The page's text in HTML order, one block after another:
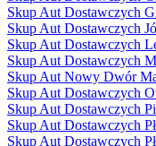
Skup Aut Dostawczych
Skup Aut Dostawczych
Skup Aut Dostawczych
Skup Aut Dostawczych
Skup Aut Nowy Dwór
Skup Aut Dostawczych
Skup Aut Dostawczych
Skup Aut Dostawczych
Skup Aut Dostawczych